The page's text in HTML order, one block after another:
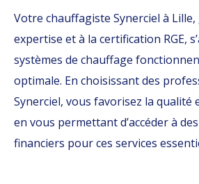
Votre chauffagiste Synerciel à Lille,
expertise et à la certification RGE,
systèmes de chauffage
optimale. En choisissant des
Synerciel, vous favorisez la
en vous permettant d’accéder à
financiers pour ces services